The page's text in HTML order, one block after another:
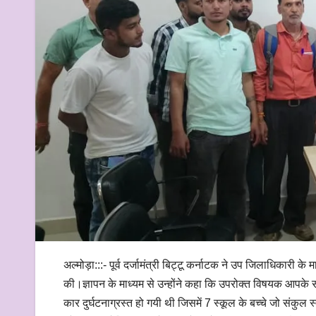
अल्मोड़ा:::- पूर्व दर्जामंत्री बिट्टू कर्नाटक ने उप जिलाधिकारी
की।ज्ञापन के माध्यम से उन्होंने कहा कि उपरोक्त विषयक आपके
कार दुर्घटनाग्रस्त हो गयी थी जिसमें 7 स्कूल के बच्चे जो संकुल